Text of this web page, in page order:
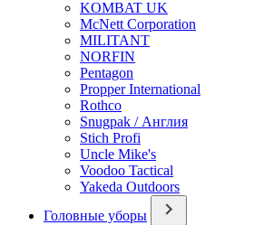
KOMBAT UK
McNett Corporation
MILITANT
NORFIN
Pentagon
Propper International
Rothco
Snugpak / Англия
Stich Profi
Uncle Mike's
Voodoo Tactical
Yakeda Outdoors
Головные уборы